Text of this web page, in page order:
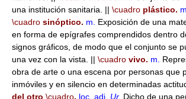
una institución sanitaria. || \cuadro plástico. m.
\cuadro sinóptico. m.
Exposición de una
en forma de epígrafes comprendidos dentro
signos gráficos, de modo que el conjunto se
una vez con la vista. || \cuadro vivo. m.
obra de arte o una escena por personas que
inmóviles y en silencio en determinadas
del otro \cuadro. loc. adj. Ur. Dicho de una